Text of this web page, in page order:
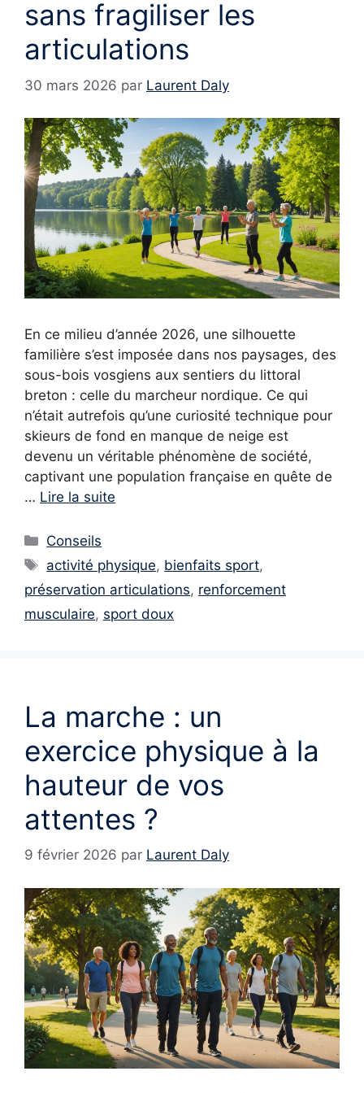
sans fragiliser les
articulations
30 mars 2026 par Laurent Daly
En ce milieu d’année 2026, une silhouette
familière s’est imposée dans nos paysages, des
sous-bois vosgiens aux sentiers du littoral
breton : celle du marcheur nordique. Ce qui
n’était autrefois qu’une curiosité technique pour
skieurs de fond en manque de neige est
devenu un véritable phénomène de société,
captivant une population française en quête de
… Lire la suite
Catégories
Conseils
Étiquettes
activité physique, bienfaits sport,
préservation articulations, renforcement
musculaire, sport doux
La marche : un
exercice physique à la
hauteur de vos
attentes ?
9 février 2026 par Laurent Daly